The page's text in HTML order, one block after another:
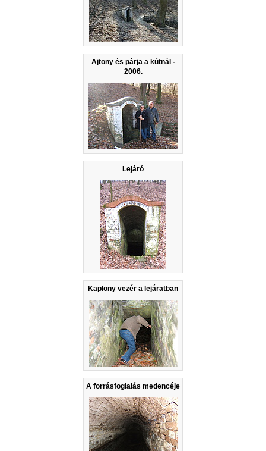
Ajtony és párja a kútnál -
2006.
Lejáró
Kaplony vezér a lejáratban
A forrásfoglalás medencéje